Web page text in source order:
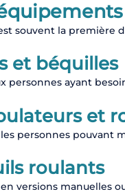
souvent la première
et béquilles
personnes ayant
et
personnes pouvant
roulants
versions manuelles